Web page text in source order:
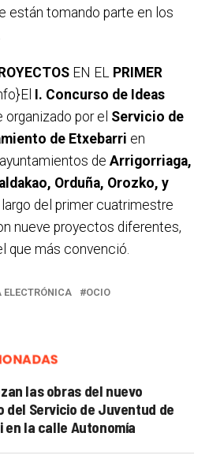
están tomando parte en los
EN EL PRIMER
I. Concurso de Ideas
organizado por el Servicio de
de Etxebarri en
de Arrigorriaga,
Orduña, Orozko, y
del primer cuatrimestre
nueve proyectos diferentes,
que más convenció.
OCIO
las obras del nuevo
del Servicio de Juventud de
en la calle Autonomía